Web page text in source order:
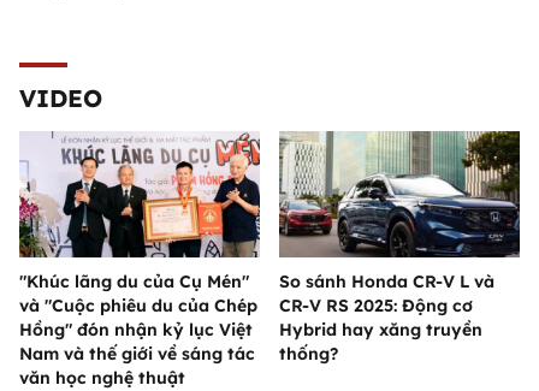
VIDEO
"Khúc lãng du của Cụ Mén"
và "Cuộc phiêu du của Chép
Hồng" đón nhận kỷ lục Việt
Nam và thế giới về sáng tác
văn học nghệ thuật
So sánh Honda CR-V L và
CR-V RS 2025: Động cơ
Hybrid hay xăng truyền
thống?